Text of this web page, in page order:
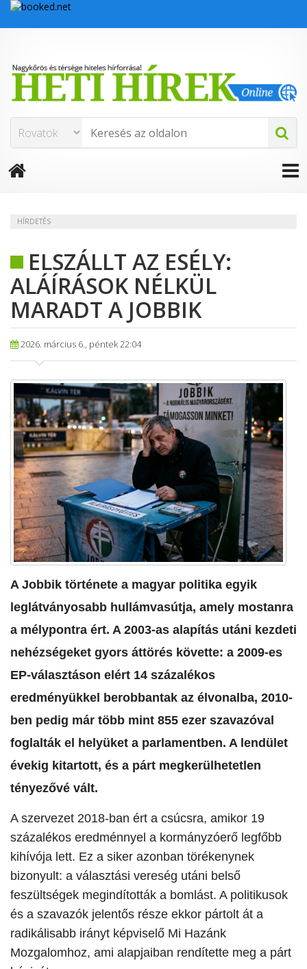
HÍRDETÉS
ELSZÁLLT AZ ESÉLY:
ALÁÍRÁSOK NÉLKÜL
MARADT A JOBBIK
2026. március 6., péntek 22:04
A Jobbik története a magyar politika egyik
leglátványosabb hullámvasútja, amely mostanra
a mélypontra ért. A 2003-as alapítás utáni kezdeti
nehézségeket gyors áttörés követte: a 2009-es
EP-választáson elért 14 százalékos
eredményükkel berobbantak az élvonalba, 2010-
ben pedig már több mint 855 ezer szavazóval
foglalták el helyüket a parlamentben. A lendület
évekig kitartott, és a párt megkerülhetetlen
tényezővé vált.
​A szervezet 2018-ban ért a csúcsra, amikor 19
százalékos eredménnyel a kormányzóerő legfőbb
kihívója lett. Ez a siker azonban törékenynek
bizonyult: a választási vereség utáni belső
feszültségek megindították a bomlást. A politikusok
és a szavazók jelentős része ekkor pártolt át a
radikálisabb irányt képviselő Mi Hazánk
Mozgalomhoz, ami alapjaiban rendítette meg a párt